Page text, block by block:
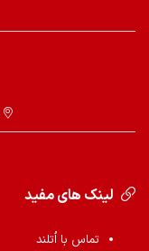
لینک های مفید
تماس با اُتلند